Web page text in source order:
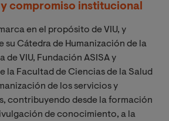
compromiso institucional
en el propósito de VIU, y
su Cátedra de Humanización de la
de VIU, Fundación ASISA y
la Facultad de Ciencias de la Salud
de los servicios y
contribuyendo desde la formación
de conocimiento, a la